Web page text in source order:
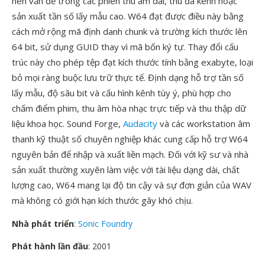
sản xuất tần số lấy mẫu cao. W64 đạt được điều này bằng
cách mở rộng mã định danh chunk và trường kích thước lên
64 bit, sử dụng GUID thay vì mã bốn ký tự. Thay đổi cấu
trúc này cho phép tệp đạt kích thước tính bằng exabyte, loại
bỏ mọi ràng buộc lưu trữ thực tế. Định dạng hỗ trợ tần số
lấy mẫu, độ sâu bit và cấu hình kênh tùy ý, phù hợp cho
chấm điểm phim, thu âm hòa nhạc trực tiếp và thu thập dữ
liệu khoa học. Sound Forge, Audacity và các workstation âm
thanh kỹ thuật số chuyên nghiệp khác cung cấp hỗ trợ W64
nguyên bản để nhập và xuất liền mạch. Đối với kỹ sư và nhà
sản xuất thường xuyên làm việc với tài liệu dạng dài, chất
lượng cao, W64 mang lại độ tin cậy và sự đơn giản của WAV
mà không có giới hạn kích thước gây khó chịu.
Nhà phát triển: Sonic Foundry
Phát hành lần đầu: 2001